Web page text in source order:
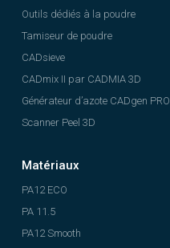
Outils dédiés à la poudre
Tamiseur de poudre
CADsieve
CADmix II par CADMIA 3D
Générateur d’azote CADgen PRO
Scanner Peel 3D
Matériaux
PA12 ECO
PA 11.5
PA12 Smooth